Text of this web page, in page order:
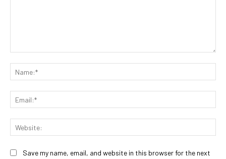
Save my name, email, and website in this browser for the next